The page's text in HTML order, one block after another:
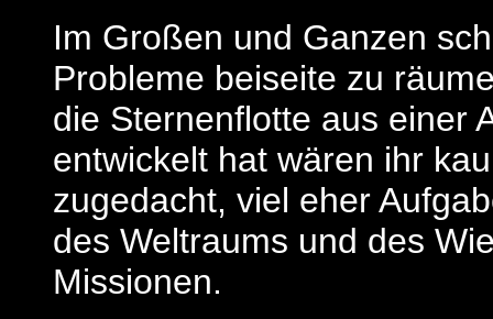
Im Großen und Ganzen
Probleme beiseite zu
die Sternenflotte aus einer
entwickelt hat wären ihr
zugedacht, viel eher
des Weltraums und des
Missionen.